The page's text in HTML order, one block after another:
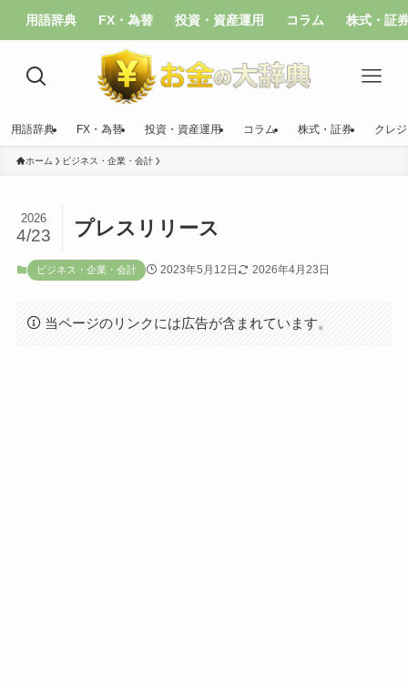
用語辞典 FX・為替 投資・資産運用 コラム 株式・証
用語辞典 FX・為替 投資・資産運用 コラム 株式・証券 クレ
ホーム ビジネス・企業・会計
プレスリリース
2026
4/23
ビジネス・企業・会計 2023年5月12日 2026年4月23日
当ページのリンクには広告が含まれています。